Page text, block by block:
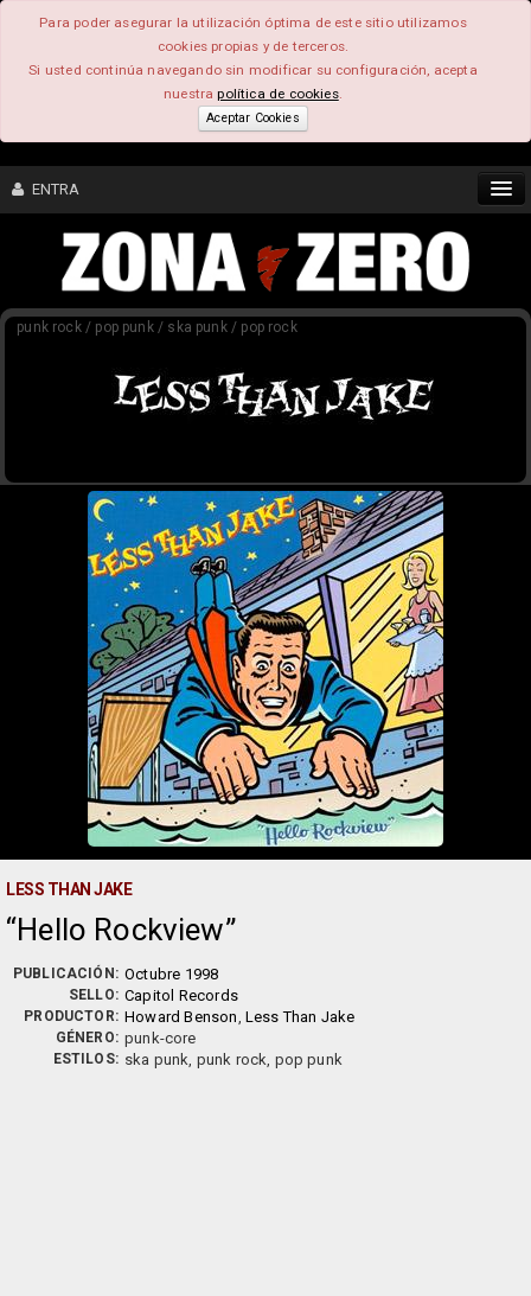
Para poder asegurar la utilización óptima de este sitio utilizamos
cookies propias y de terceros.
Si usted continúa navegando sin modificar su configuración, acepta
nuestrapolítica de cookies.
Aceptar Cookies
ENTRA
CONTENIDO
COMUNIDAD
FEEEDBACK
punk rock / pop punk / ska punk / pop rock
LESS THAN JAKE
Hello Rockview
PUBLICACIÓN: Octubre 1998
SELLO: Capitol Records
PRODUCTOR: Howard Benson, Less Than Jake
GÉNERO: punk-core
ESTILOS: ska punk, punk rock, pop punk